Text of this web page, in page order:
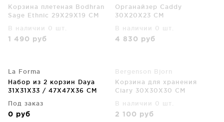
Корзина плетеная Bodhran
Sage Ethnic 29X29X19 CM
В наличии 0 шт.
1 490 руб
Органайзер Caddy
30X20X23 CM
В наличии 0 шт.
4 830 руб
La Forma
Набор из 2 корзин Daya
31X31X33 / 47X47X36 CM
Под заказ
0 руб
Bergenson Bjorn
Корзина для хранения
Ciary 30X30X30 CM
В наличии 0 шт.
2 100 руб